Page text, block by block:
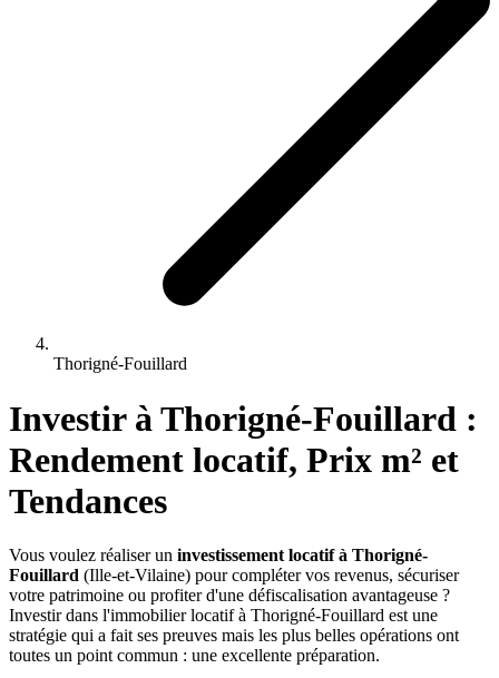
Thorigné-Fouillard
Investir à Thorigné-Fouillard :
Rendement locatif, Prix m² et
Tendances
Vous voulez réaliser un investissement locatif à Thorigné-
Fouillard (Ille-et-Vilaine) pour compléter vos revenus, sécuriser
votre patrimoine ou profiter d'une défiscalisation avantageuse ?
Investir dans l'immobilier locatif à Thorigné-Fouillard est une
stratégie qui a fait ses preuves mais les plus belles opérations ont
toutes un point commun : une excellente préparation.